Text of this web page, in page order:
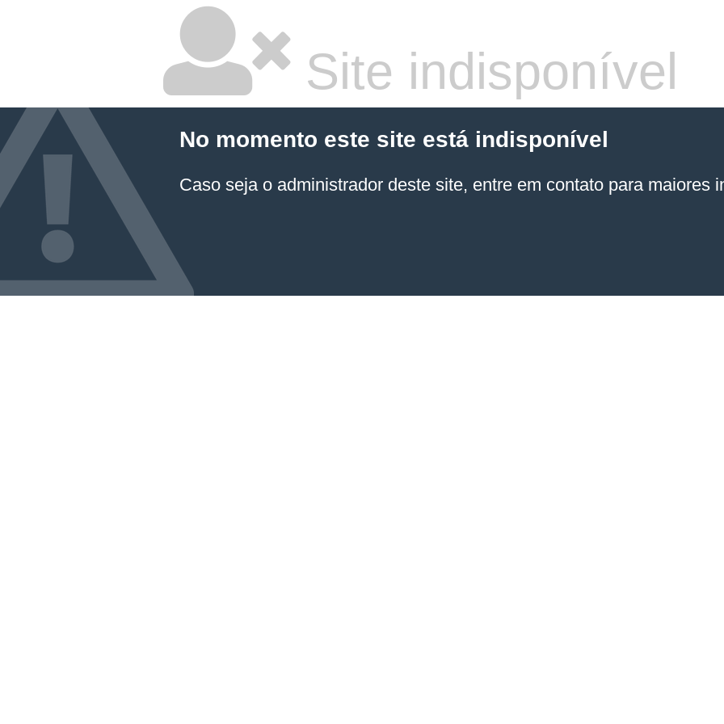
Site indisponível
No momento este site está indisponível
Caso seja o administrador deste site, entre em contato para maiores